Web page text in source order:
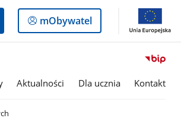
Logowanie
do
mObywatel
Aktualności Dla ucznia Kontakt